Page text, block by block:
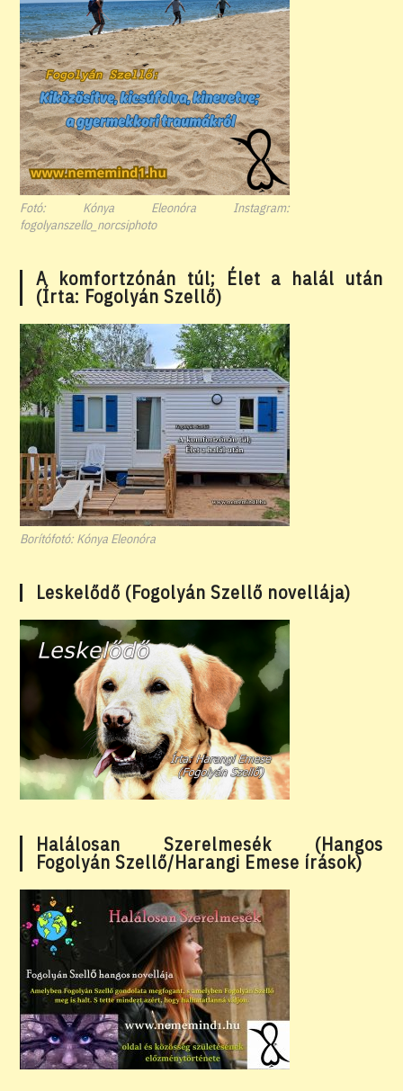
Fotó: Kónya Eleonóra Instagram:
fogolyanszello_norcsiphoto
A komfortzónán túl; Élet a halál után
(Írta: Fogolyán Szellő)
Borítófotó: Kónya Eleonóra
Leskelődő (Fogolyán Szellő novellája)
Halálosan Szerelmesék (Hangos
Fogolyán Szellő/Harangi Emese írások)